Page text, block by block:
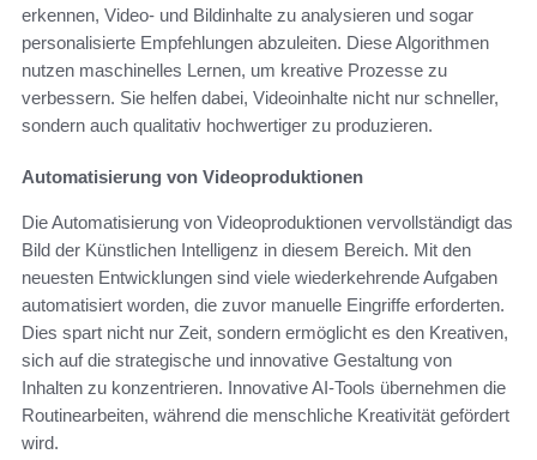
erkennen, Video- und Bildinhalte zu analysieren und sogar
personalisierte Empfehlungen abzuleiten. Diese Algorithmen
nutzen maschinelles Lernen, um kreative Prozesse zu
verbessern. Sie helfen dabei, Videoinhalte nicht nur schneller,
sondern auch qualitativ hochwertiger zu produzieren.
Automatisierung von Videoproduktionen
Die Automatisierung von Videoproduktionen vervollständigt das
Bild der Künstlichen Intelligenz in diesem Bereich. Mit den
neuesten Entwicklungen sind viele wiederkehrende Aufgaben
automatisiert worden, die zuvor manuelle Eingriffe erforderten.
Dies spart nicht nur Zeit, sondern ermöglicht es den Kreativen,
sich auf die strategische und innovative Gestaltung von
Inhalten zu konzentrieren. Innovative AI-Tools übernehmen die
Routinearbeiten, während die menschliche Kreativität gefördert
wird.